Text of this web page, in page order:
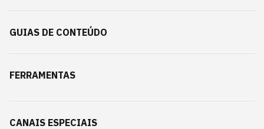
GUIAS DE CONTEÚDO
FERRAMENTAS
CANAIS ESPECIAIS